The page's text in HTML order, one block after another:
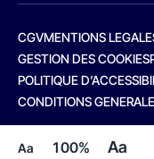
Aa 100% Aa
CGVMENTIONS
GESTION DES COOKIES
POLITIQUE
CONDITIONS